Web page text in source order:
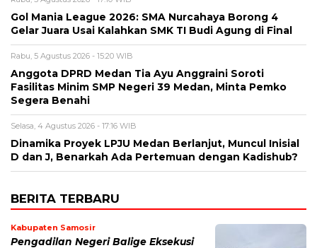
Gol Mania League 2026: SMA Nurcahaya Borong 4
Gelar Juara Usai Kalahkan SMK TI Budi Agung di Final
Rabu, 5 Agustus 2026 - 15:20 WIB
Anggota DPRD Medan Tia Ayu Anggraini Soroti
Fasilitas Minim SMP Negeri 39 Medan, Minta Pemko
Segera Benahi
Selasa, 4 Agustus 2026 - 17:16 WIB
Dinamika Proyek LPJU Medan Berlanjut, Muncul Inisial
D dan J, Benarkah Ada Pertemuan dengan Kadishub?
BERITA TERBARU
Kabupaten Samosir
Pengadilan Negeri Balige Eksekusi